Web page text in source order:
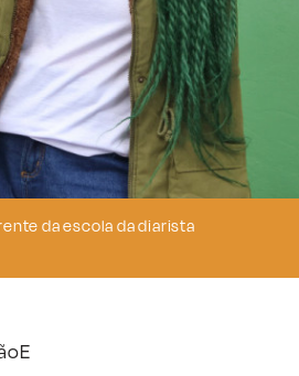
A indústria química Pisoclean,
Valente em conjunto com Gabi